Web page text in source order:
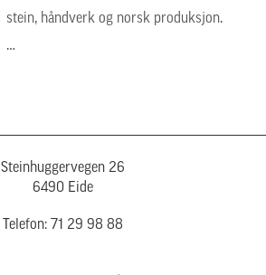
stein, håndverk og norsk produksjon.
Steinhuggervegen 26
6490 Eide
Telefon: 71 29 98 88